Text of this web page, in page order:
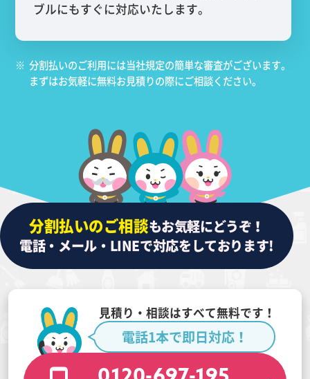
ブルにもすぐに対応いたします。
※ 分割払いのご利用には当社規定の簡単な審査がございます。
まずはお気軽に無料お見積りの際にご相談ください。
分割払いのご相談もお気軽にどうぞ！
電話・メール・LINEで対応をしております!
見積り・相談はすべて無料です！
電話1本で即日対応！